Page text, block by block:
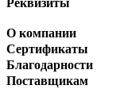
Реквизиты
О компании
Сертификаты
Благодарности
Поставщикам